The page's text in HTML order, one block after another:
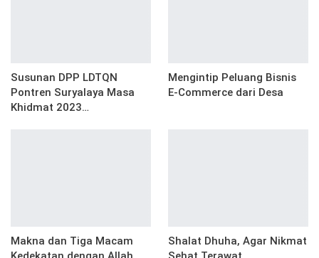
Susunan DPP LDTQN
Pontren Suryalaya Masa
Khidmat 2023…
Mengintip Peluang Bisnis
E-Commerce dari Desa
Makna dan Tiga Macam
Shalat Dhuha, Agar Nikmat